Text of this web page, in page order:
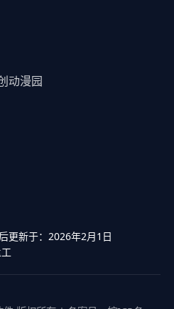
动漫园
更新于：2026年2月1日